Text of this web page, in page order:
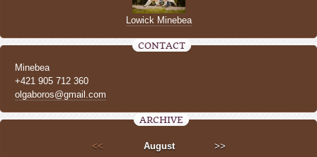
Lowick Minebea
CONTACT
Minebea
+421 905 712 360
olgaboros@gmail.com
ARCHIVE
<< August >>